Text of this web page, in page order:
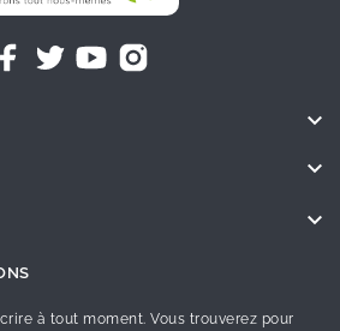



à tout moment. Vous trouverez pour